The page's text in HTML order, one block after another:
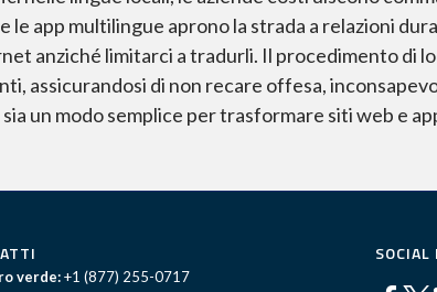
app multilingue aprono la strada a relazioni
anziché limitarci a tradurli. Il procedimento di
assicurandosi di non recare offesa,
un modo semplice per trasformare siti web e
verde: +1 (877) 255-0717
SOCIAL